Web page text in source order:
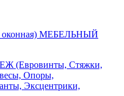
оконная) МЕБЕЛЬНЫЙ
(Евровинты, Стяжки,
Опоры,
Эксцентрики,